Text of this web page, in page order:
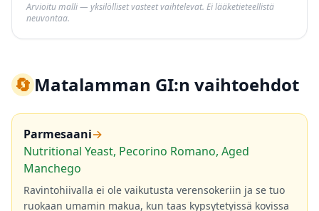
Arvioitu malli — yksilölliset vasteet vaihtelevat. Ei lääketieteellistä
neuvontaa.
🔄Matalamman GI:n vaihtoehdot
Parmesaani→
Nutritional Yeast, Pecorino Romano, Aged
Manchego
Ravintohiivalla ei ole vaikutusta verensokeriin ja se tuo
ruokaan umamin makua, kun taas kypsytetyissä kovissa